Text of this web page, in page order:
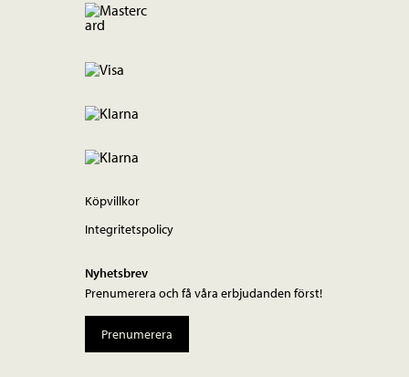
Köpvillkor
Integritetspolicy
Nyhetsbrev
Prenumerera och få våra erbjudanden först!
Prenumerera